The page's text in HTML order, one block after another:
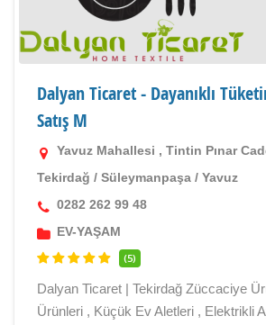
Dalyan Ticaret - Dayanıklı
Satış M
Yavuz Mahallesi , Tintin Pınar
Tekirdağ / Süleymanpaşa / Yavuz
0282 262 99 48
EV-YAŞAM
(5)
Dalyan Ticaret | Tekirdağ Züccaciye
Ürünleri , Küçük Ev Aletleri , Elektrikli